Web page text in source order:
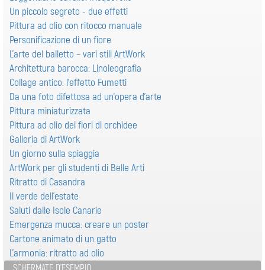
Un piccolo segreto - due effetti
Pittura ad olio con ritocco manuale
Personificazione di un fiore
L’arte del balletto – vari stili ArtWork
Architettura barocca: Linoleografia
Collage antico: l'effetto Fumetti
Da una foto difettosa ad un’opera d’arte
Pittura miniaturizzata
Pittura ad olio dei fiori di orchidee
Galleria di ArtWork
Un giorno sulla spiaggia
ArtWork per gli studenti di Belle Arti
Ritratto di Casandra
Il verde dell'estate
Saluti dalle Isole Canarie
Emergenza mucca: creare un poster
Cartone animato di un gatto
L'armonia: ritratto ad olio